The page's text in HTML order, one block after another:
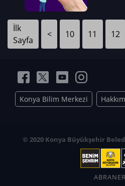
İlk
Sayfa
< 10 11 12
Konya Bilim Merkezi
© 2020 Konya Büyükşehir